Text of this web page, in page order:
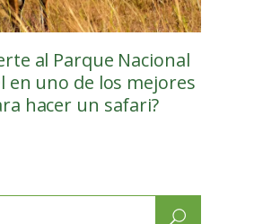
al Parque Nacional
en uno de los mejores
hacer un safari?